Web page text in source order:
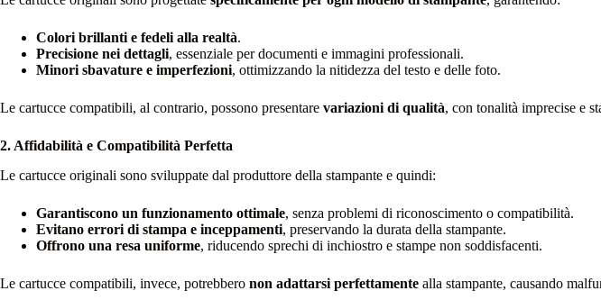
Colori brillanti e fedeli alla realtà.
Precisione nei dettagli, essenziale per documenti e immagini professionali.
Minori sbavature e imperfezioni, ottimizzando la nitidezza del testo e delle foto.
Le cartucce compatibili, al contrario, possono presentare variazioni di qualità, con tonalità imprecise e
2. Affidabilità e Compatibilità Perfetta
Le cartucce originali sono sviluppate dal produttore della stampante e quindi:
Garantiscono un funzionamento ottimale, senza problemi di riconoscimento o compatibilità.
Evitano errori di stampa e inceppamenti, preservando la durata della stampante.
Offrono una resa uniforme, riducendo sprechi di inchiostro e stampe non soddisfacenti.
Le cartucce compatibili, invece, potrebbero non adattarsi perfettamente alla stampante, causando